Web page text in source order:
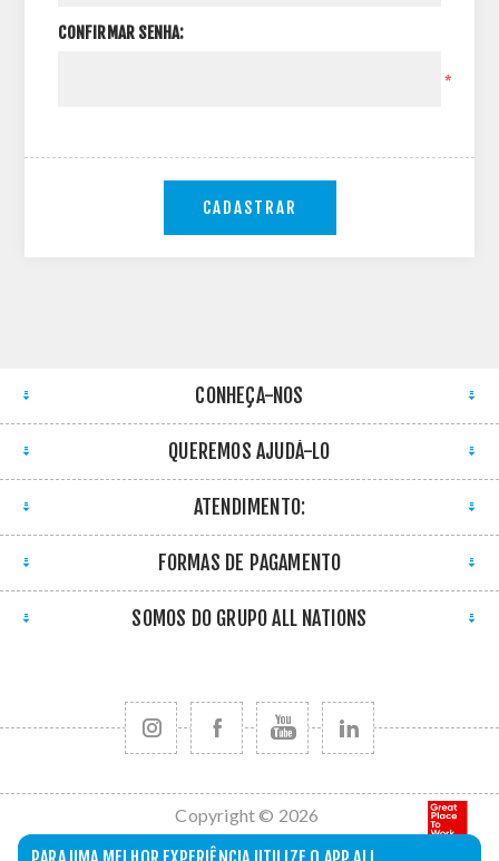
CONFIRMAR SENHA:
*
CADASTRAR
CONHEÇA-NOS
QUEREMOS AJUDÁ-LO
ATENDIMENTO:
FORMAS DE PAGAMENTO
SOMOS DO GRUPO ALL NATIONS
Copyright © 2026
All Nations. Todos